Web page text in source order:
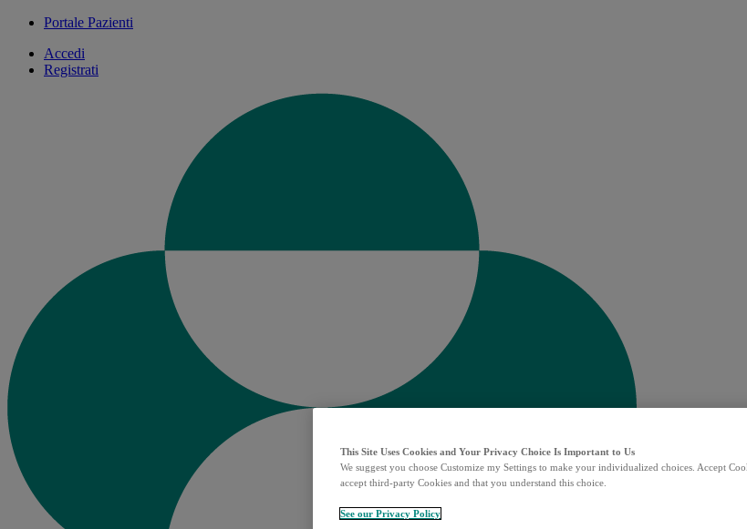
Portale Pazienti
Accedi
Registrati
This Site Uses Cookies and Your Privacy Choice Is Important to Us
We suggest you choose Customize my Settings to make your individualized choices. Accept
accept third-party Cookies and that you understand this choice.
See our Privacy Policy